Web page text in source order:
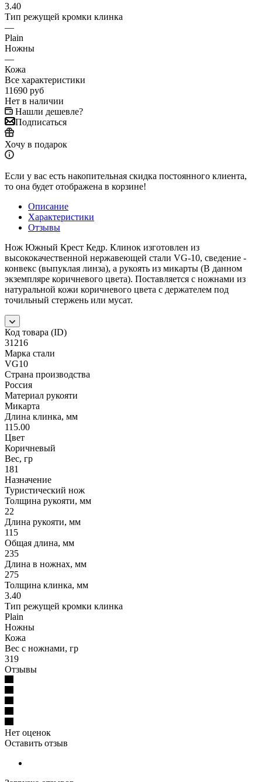
3.40
Тип режущей кромки клинка
—
Plain
Ножны
—
Кожа
Все характеристики
11690 руб
Нет в наличии
Нашли дешевле?
Подписаться
Хочу в подарок
Если у вас есть накопительная скидка постоянного клиента,
то она будет отображена в корзине!
Описание
Характеристики
Отзывы
Нож Южный Крест Кедр. Клинок изготовлен из
высококачественной нержавеющей стали VG-10, сведение -
конвекс (выпуклая линза), а рукоять из микарты (В данном
экземпляре коричневого цвета). Поставляется с ножнами из
натуральной кожи коричневого цвета с держателем под
точильный стержень или мусат.
Код товара (ID)
31216
Марка стали
VG10
Страна производства
Россия
Материал рукояти
Микарта
Длина клинка, мм
115.00
Цвет
Коричневый
Вес, гр
181
Назначение
Туристический нож
Толщина рукояти, мм
22
Длина рукояти, мм
115
Общая длина, мм
235
Длина в ножнах, мм
275
Толщина клинка, мм
3.40
Тип режущей кромки клинка
Plain
Ножны
Кожа
Вес с ножнами, гр
319
Отзывы
Нет оценок
Оставить отзыв